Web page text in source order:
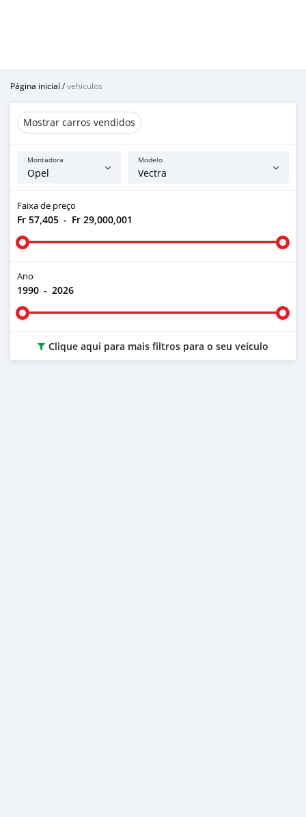
Página inicial /vehiculos
Mostrar carros vendidos
Montadora Modelo
Faixa de preço
Fr 57,405 - Fr 29,000,001
Ano
1990 - 2026
Clique aqui para mais filtros para o seu veículo